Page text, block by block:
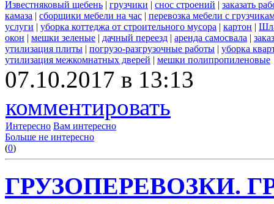
Известняковый щебень | грузчики | снос строений | заказать
камаза | сборщики мебели на час | перевозка мебели с
услуги | уборка коттеджа от строительного мусора | картон |
окон | мешки зеленые | дачный переезд | аренда самосвала |
утилизация плиты | погрузо-разгрузочные работы | уборка
утилизация межкомнатных дверей | мешки полипропиленовые
07.10.2017 в 13:13
комментировать
Интересно Вам интересно
Больше не интересно
(0)
ГРУЗОПЕРЕВОЗКИ.